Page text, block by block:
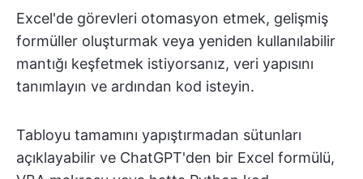
Excel'de görevleri otomasyon etmek, gelişmiş
formüller oluşturmak veya yeniden kullanılabilir
mantığı keşfetmek istiyorsanız, veri yapısını
tanımlayın ve ardından kod isteyin.
Tabloyu tamamını yapıştırmadan sütunları
açıklayabilir ve ChatGPT'den bir Excel formülü,